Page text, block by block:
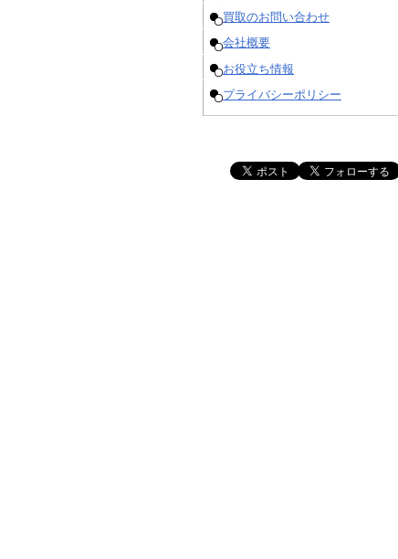
買取のお問い合わせ
会社概要
お役立ち情報
プライバシーポリシー